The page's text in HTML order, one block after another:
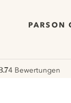
PARSON
4 Bewertungen